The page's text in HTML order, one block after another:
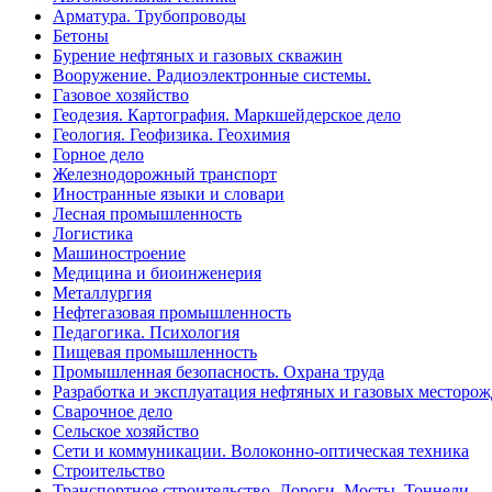
Арматура. Трубопроводы
Бетоны
Бурение нефтяных и газовых скважин
Вооружение. Радиоэлектронные системы.
Газовое хозяйство
Геодезия. Картография. Маркшейдерское дело
Геология. Геофизика. Геохимия
Горное дело
Железнодорожный транспорт
Иностранные языки и словари
Лесная промышленность
Логистика
Машиностроение
Медицина и биоинженерия
Металлургия
Нефтегазовая промышленность
Педагогика. Психология
Пищевая промышленность
Промышленная безопасность. Охрана труда
Разработка и эксплуатация нефтяных и газовых
Сварочное дело
Сельское хозяйство
Сети и коммуникации. Волоконно-оптическая техника
Строительство